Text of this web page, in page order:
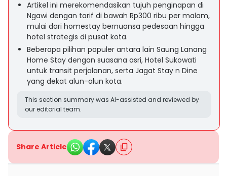
Artikel ini merekomendasikan tujuh penginapan di
Ngawi dengan tarif di bawah Rp300 ribu per malam,
mulai dari homestay bernuansa pedesaan hingga
hotel strategis di pusat kota.
Beberapa pilihan populer antara lain Saung Lanang
Home Stay dengan suasana asri, Hotel Sukowati
untuk transit perjalanan, serta Jagat Stay n Dine
yang dekat alun-alun kota.
This section summary was AI-assisted and reviewed by
our editorial team.
Share Article